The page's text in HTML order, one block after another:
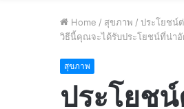
Home / สุขภาพ / ประโยชน์
วิธีนี้คุณจะได้รับประโยชน์ที่น่าอั
สุขภาพ
ประโยช